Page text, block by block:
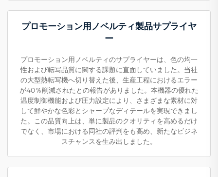
プロモーション用ノベルティ製品サプライヤ
ー
プロモーション用ノベルティのサプライヤーは、色の均一
性および転写品質に関する課題に直面していました。当社
の大型熱転写機へ切り替えた後、生産工程におけるエラー
が40％削減されたとの報告がありました。本機器の優れた
温度制御機能および圧力設定により、さまざまな素材に対
して鮮やかな色彩とシャープなディテールを実現できまし
た。この品質向上は、単に製品のクオリティを高めるだけ
でなく、市場における同社の評判をも高め、新たなビジネ
スチャンスを生み出しました。